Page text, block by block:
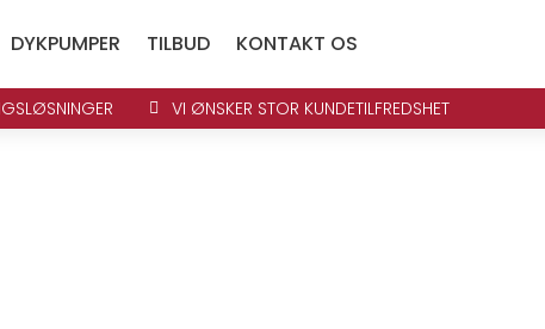
DYKPUMPER TILBUD KONTAKT OS
 VI ØNSKER STOR KUNDETILFREDSHET